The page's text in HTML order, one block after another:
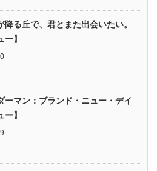
降る丘で、君とまた出会いたい。
ー】
ーマン：ブランド・ニュー・デイ
ー】